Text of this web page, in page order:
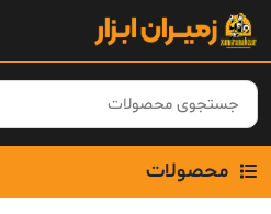
Skip
content
محصولات